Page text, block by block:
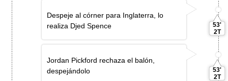
Despeje al córner para Inglaterra, lo
realiza Djed Spence
53'
2T
Jordan Pickford rechaza el balón,
despejándolo
53'
2T